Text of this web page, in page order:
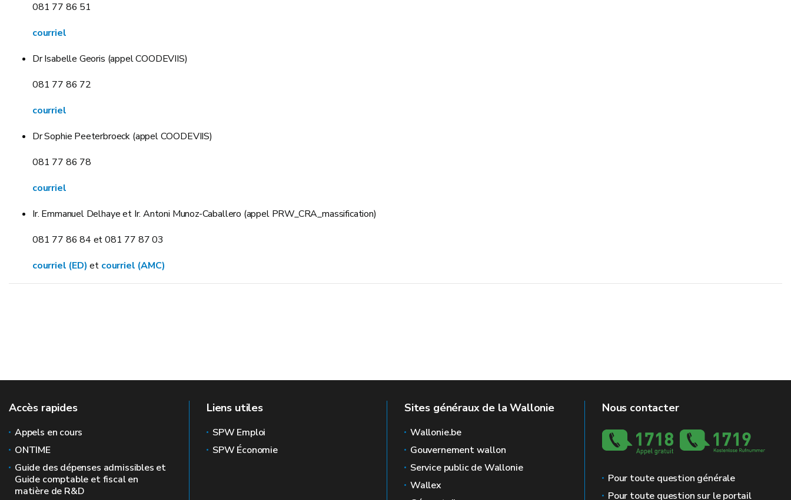
081 77 86 51
courriel
Dr Isabelle Georis (appel COODEVIIS)
081 77 86 72
courriel
Dr Sophie Peeterbroeck (appel COODEVIIS)
081 77 86 78
courriel
Ir. Emmanuel Delhaye et Ir. Antoni Munoz-Caballero (appel PRW_CRA_massification)
081 77 86 84 et 081 77 87 03
courriel (ED) et courriel (AMC)
Accès rapides
Appels en cours
ONTIME
Guide des dépenses admissibles et
Guide comptable et fiscal en
matière de R&D
Liens utiles
SPW Emploi
SPW Économie
Sites généraux de la Wallonie
Wallonie.be
Gouvernement wallon
Service public de Wallonie
Wallex
Nous contacter
Pour toute question générale
Pour toute question sur le portail